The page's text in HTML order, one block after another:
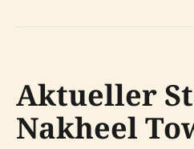
Aktueller
Nakheel